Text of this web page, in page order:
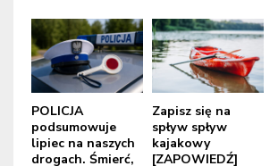
POLICJA
podsumowuje
lipiec na naszych
drogach. Śmierć,
Zapisz się na
spływ spływ
kajakowy
[ZAPOWIEDŹ]